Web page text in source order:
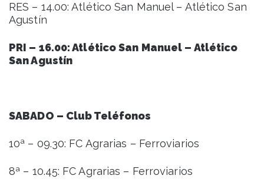
RES – 14.00: Atlético San Manuel – Atlético San
Agustín
PRI – 16.00: Atlético San Manuel – Atlético
San Agustín
SABADO – Club Teléfonos
10ª – 09.30: FC Agrarias – Ferroviarios
8ª – 10.45: FC Agrarias – Ferroviarios